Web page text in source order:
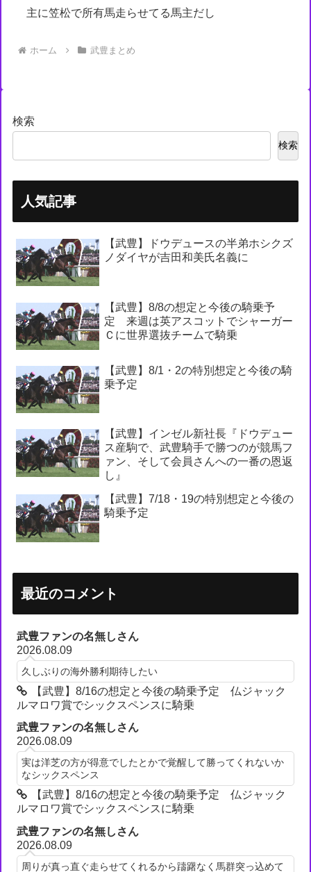
主に笠松で所有馬走らせてる馬主だし
ホーム 武豊まとめ
検索
検索
人気記事
【武豊】ドウデュースの半弟ホシクズ
ノダイヤが吉田和美氏名義に
【武豊】8/8の想定と今後の騎乗予
定 来週は英アスコットでシャーガー
Ｃに世界選抜チームで騎乗
【武豊】8/1・2の特別想定と今後の騎
乗予定
【武豊】インゼル新社長『ドウデュー
ス産駒で、武豊騎手で勝つのが競馬フ
ァン、そして会員さんへの一番の恩返
し』
【武豊】7/18・19の特別想定と今後の
騎乗予定
最近のコメント
武豊ファンの名無しさん
2026.08.09
久しぶりの海外勝利期待したい
【武豊】8/16の想定と今後の騎乗予定 仏ジャック
ルマロワ賞でシックスペンスに騎乗
武豊ファンの名無しさん
2026.08.09
実は洋芝の方が得意でしたとかで覚醒して勝ってくれないか
なシックスペンス
【武豊】8/16の想定と今後の騎乗予定 仏ジャック
ルマロワ賞でシックスペンスに騎乗
武豊ファンの名無しさん
2026.08.09
周りが真っ直ぐ走らせてくれるから躊躇なく馬群突っ込めて